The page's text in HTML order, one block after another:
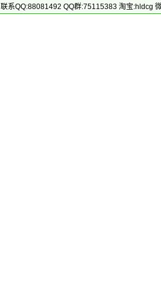
联系QQ:88081492 QQ群:75115383 淘宝:hldcg